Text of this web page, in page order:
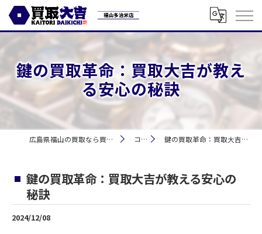
鍵の買取革命：買取大吉が教え
る安心の秘訣
広島県福山の買取なら買取大吉 福山多治米店 コラム 鍵の買取革命：買取大吉が教える安心の秘訣
鍵の買取革命：買取大吉が教える安心の
秘訣
2024/12/08